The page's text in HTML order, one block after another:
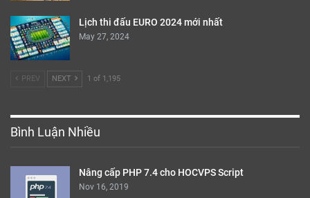
Lịch thi đấu EURO 2024 mới nhất
May 27, 2024
PREV NEXT 1 of 1,195
Bình Luận Nhiều
Nâng cấp PHP 7.4 cho HOCVPS Script
Nov 16, 2019